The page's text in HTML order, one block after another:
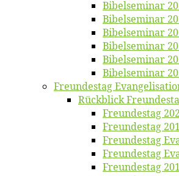
Bi­bel­se­mi­nar
Bi­bel­se­mi­nar
Bi­bel­se­mi­nar
Bi­bel­se­mi­nar
Bibelsemi­nar
Bibelsemi­nar
Freun­des­tag
Rück­blick
Freun­des­tag
Freun­des­tag
Freun­des­tag
Freun­des­tag
Freun­des­tag